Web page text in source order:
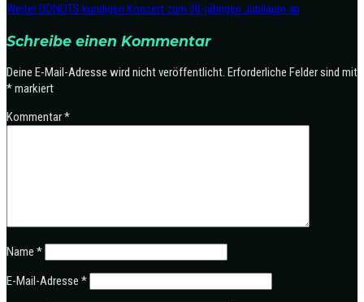
WeiterDONOTS kündigen Konzert zum 30-jährigen Jubiläum an
Schreibe einen Kommentar
Deine E-Mail-Adresse wird nicht veröffentlicht. Erforderliche Felder sind mit
*markiert
Kommentar*
Name *
E-Mail-Adresse *